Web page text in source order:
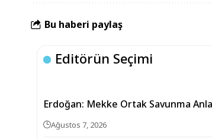
Bu haberi paylaş
Editörün Seçimi
Erdoğan: Mekke Ortak Savunma
Ağustos 7, 2026